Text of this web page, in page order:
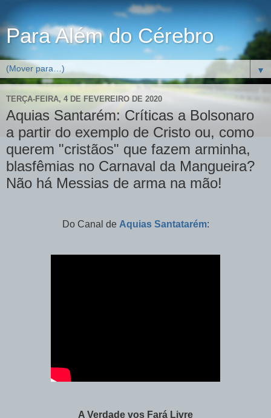
Para Além do Cérebro
▼
TERÇA-FEIRA, 4 DE FEVEREIRO DE 2020
Aquias Santarém: Críticas a Bolsonaro
a partir do exemplo de Cristo ou, como
querem "cristãos" que fazem arminha,
blasfêmias no Carnaval da Mangueira?
Não há Messias de arma na mão!
Do Canal de Aquias Santatarém:
A Verdade vos Fará Livre